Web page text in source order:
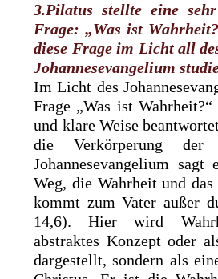
3.Pilatus stellte eine
Frage: „Was ist
diese Frage im Licht all
Johannesevangelium
Im Licht des
Frage „Was ist
und klare Weise
die Verkörperung der
Johannesevangelium
Weg, die Wahrheit und
kommt zum Vater außer
14,6). Hier wird
abstraktes Konzept oder
dargestellt, sondern als